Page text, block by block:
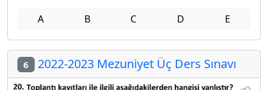
A B C D E
6 2022-2023 Mezuniyet Üç Ders Sınavı